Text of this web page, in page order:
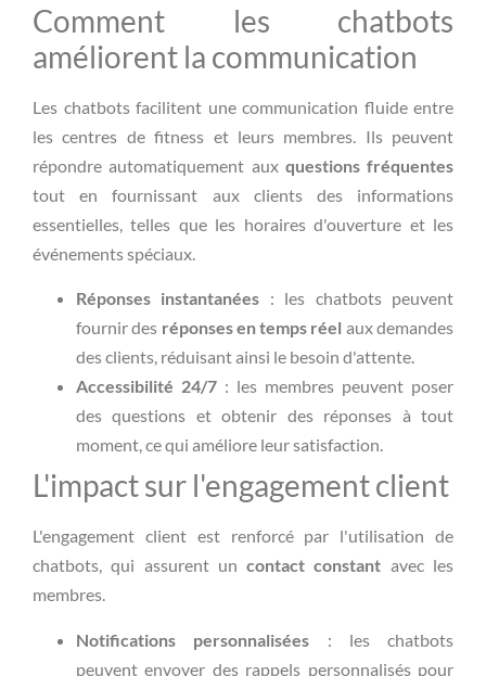
Comment les chatbots
améliorent la communication
Les chatbots facilitent une communication fluide entre
les centres de fitness et leurs membres. Ils peuvent
répondre automatiquement aux questions fréquentes
tout en fournissant aux clients des informations
essentielles, telles que les horaires d'ouverture et les
événements spéciaux.
Réponses instantanées : les chatbots peuvent
fournir des réponses en temps réel aux demandes
des clients, réduisant ainsi le besoin d'attente.
Accessibilité 24/7 : les membres peuvent poser
des questions et obtenir des réponses à tout
moment, ce qui améliore leur satisfaction.
L'impact sur l'engagement client
L'engagement client est renforcé par l'utilisation de
chatbots, qui assurent uncontact constant avec les
membres.
Notifications personnalisées : les chatbots
peuvent envoyer des rappels personnalisés pour